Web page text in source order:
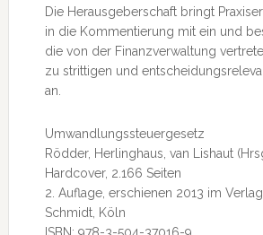
Die Herausgeberschaft bringt
in die Kommentierung mit ein und
die von der Finanzverwaltung
zu strittigen und
an.
Umwandlungssteuergesetz
Rödder, Herlinghaus, van Lishaut
Hardcover, 2.166 Seiten
2. Auflage, erschienen 2013 im
Schmidt, Köln